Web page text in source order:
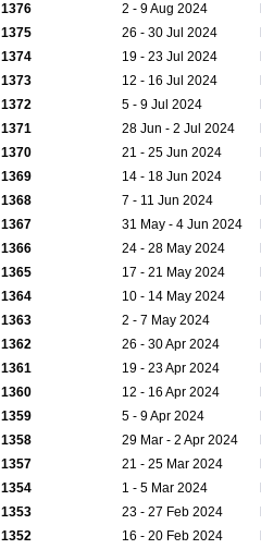
1376 2 - 9 Aug 2024
1375 26 - 30 Jul 2024
1374 19 - 23 Jul 2024
1373 12 - 16 Jul 2024
1372 5 - 9 Jul 2024
1371 28 Jun - 2 Jul 2024
1370 21 - 25 Jun 2024
1369 14 - 18 Jun 2024
1368 7 - 11 Jun 2024
1367 31 May - 4 Jun 2024
1366 24 - 28 May 2024
1365 17 - 21 May 2024
1364 10 - 14 May 2024
1363 2 - 7 May 2024
1362 26 - 30 Apr 2024
1361 19 - 23 Apr 2024
1360 12 - 16 Apr 2024
1359 5 - 9 Apr 2024
1358 29 Mar - 2 Apr 2024
1357 21 - 25 Mar 2024
1354 1 - 5 Mar 2024
1353 23 - 27 Feb 2024
1352 16 - 20 Feb 2024